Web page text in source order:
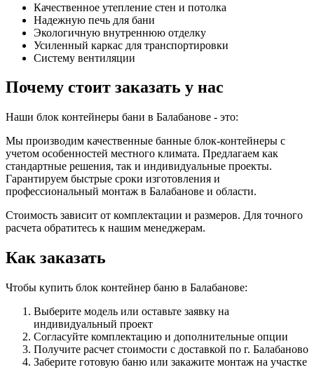
Качественное утепление стен и потолка
Надежную печь для бани
Экологичную внутреннюю отделку
Усиленный каркас для транспортировки
Систему вентиляции
Почему стоит заказать у нас
Наши блок контейнеры бани в Балабанове - это:
Мы производим качественные банные блок-контейнеры с
учетом особенностей местного климата. Предлагаем как
стандартные решения, так и индивидуальные проекты.
Гарантируем быстрые сроки изготовления и
профессиональный монтаж в Балабанове и области.
Стоимость зависит от комплектации и размеров. Для точного
расчета обратитесь к нашим менеджерам.
Как заказать
Чтобы купить блок контейнер баню в Балабанове:
Выберите модель или оставьте заявку на
индивидуальный проект
Согласуйте комплектацию и дополнительные опции
Получите расчет стоимости с доставкой по г. Балабаново
Заберите готовую баню или закажите монтаж на участке